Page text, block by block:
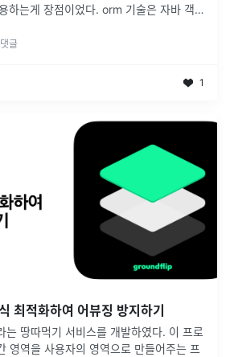
하는게 장점이었다. orm 기술은 자바 객
글
1
최적화하여 어뷰징 방지하기
는 땅따먹기 서비스를 개발하였다. 이 프로
영역을 사용자의 영역으로 만들어주는 프